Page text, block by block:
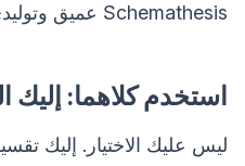
Schemathesis عميق وتوليدي ضمن فئة محددة واحدة.
استخدم كلاهما: إليك
ليس عليك الاختيار. إليك